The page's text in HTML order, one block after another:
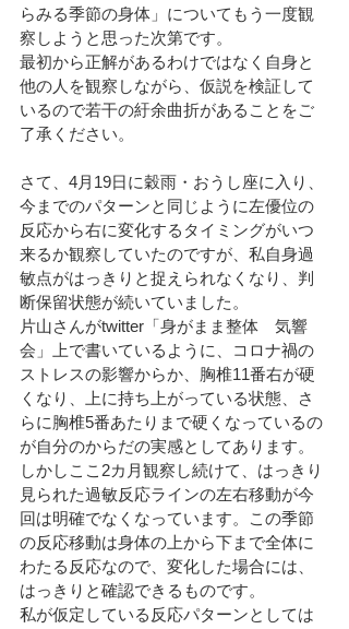
らみる季節の身体」についてもう一度観
察しようと思った次第です。
最初から正解があるわけではなく自身と
他の人を観察しながら、仮説を検証して
いるので若干の紆余曲折があることをご
了承ください。
さて、4月19日に穀雨・おうし座に入り、
今までのパターンと同じように左優位の
反応から右に変化するタイミングがいつ
来るか観察していたのですが、私自身過
敏点がはっきりと捉えられなくなり、判
断保留状態が続いていました。
片山さんがtwitter「身がまま整体　気響
会」上で書いているように、コロナ禍の
ストレスの影響からか、胸椎11番右が硬
くなり、上に持ち上がっている状態、さ
らに胸椎5番あたりまで硬くなっているの
が自分のからだの実感としてあります。
しかしここ2カ月観察し続けて、はっきり
見られた過敏反応ラインの左右移動が今
回は明確でなくなっています。この季節
の反応移動は身体の上から下まで全体に
わたる反応なので、変化した場合には、
はっきりと確認できるものです。
私が仮定している反応パターンとしては